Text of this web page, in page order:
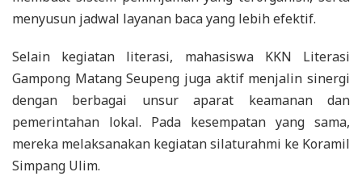
menyusun jadwal layanan baca yang lebih efektif.
Selain kegiatan literasi, mahasiswa KKN Literasi
Gampong Matang Seupeng juga aktif menjalin sinergi
dengan berbagai unsur aparat keamanan dan
pemerintahan lokal. Pada kesempatan yang sama,
mereka melaksanakan kegiatan silaturahmi ke Koramil
Simpang Ulim.